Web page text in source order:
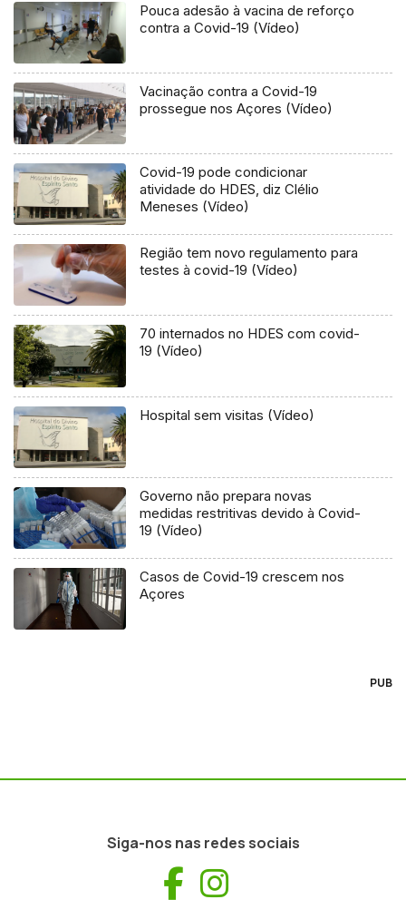
Pouca adesão à vacina de reforço
contra a Covid-19 (Vídeo)
Vacinação contra a Covid-19
prossegue nos Açores (Vídeo)
Covid-19 pode condicionar
atividade do HDES, diz Clélio
Meneses (Vídeo)
Região tem novo regulamento para
testes à covid-19 (Vídeo)
70 internados no HDES com covid-
19 (Vídeo)
Hospital sem visitas (Vídeo)
Governo não prepara novas
medidas restritivas devido à Covid-
19 (Vídeo)
Casos de Covid-19 crescem nos
Açores
PUB
Siga-nos nas redes sociais
Facebook